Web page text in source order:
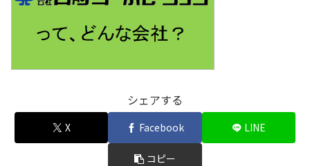
シェアする
X Facebook LINE
コピー